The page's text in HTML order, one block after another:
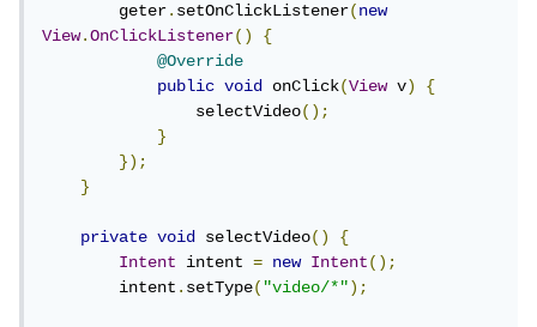
        geter
.setOnClickListener(new
View.OnClickListener()
{
@Override
public
void onClick(View v)
{
                selectVideo
();
}
});
}
private void selectVideo()
{
Intent
intent = new Intent();
        intent
.setType("video/*");